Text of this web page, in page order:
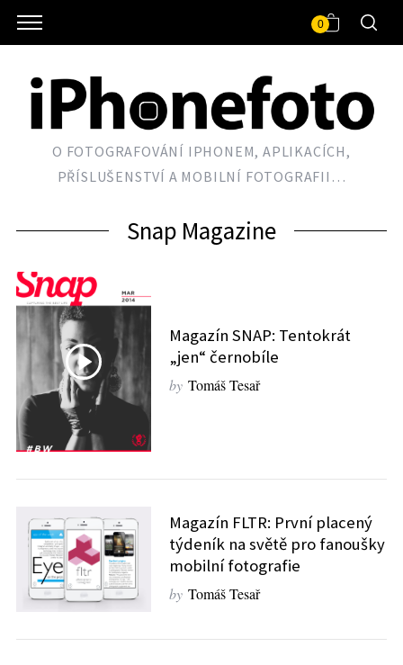
0
O FOTOGRAFOVÁNÍ IPHONEM, APLIKACÍCH,
PŘÍSLUŠENSTVÍ A MOBILNÍ FOTOGRAFII…
Snap Magazine
Magazín SNAP: Tentokrát
„jen“ černobíle
by Tomáš Tesař
Magazín FLTR: První placený
týdeník na světě pro fanoušky
mobilní fotografie
by Tomáš Tesař